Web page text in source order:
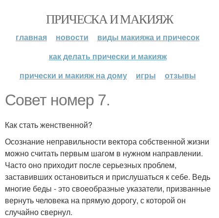
ПРИЧЕСКА И МАКИЯЖ
главная новости
виды макияжа и причесок
как делать прически и макияж
прически и макияж на дому
игры отзывы
Совет номер 7.
Как стать женственной?
Осознание неправильности вектора собственной жизни
можно считать первым шагом в нужном направлении.
Часто оно приходит после серьезных проблем,
заставивших остановиться и прислушаться к себе. Ведь
многие беды - это своеобразные указатели, призванные
вернуть человека на прямую дорогу, с которой он
случайно свернул.